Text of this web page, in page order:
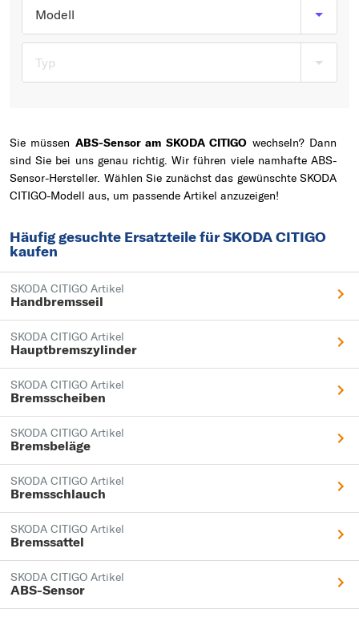
Modell
Typ
Sie müssen ABS-Sensor am SKODA CITIGO wechseln? Dann
sind Sie bei uns genau richtig. Wir führen viele namhafte ABS-
Sensor-Hersteller. Wählen Sie zunächst das gewünschte SKODA
CITIGO-Modell aus, um passende Artikel anzuzeigen!
Häufig gesuchte Ersatzteile für SKODA CITIGO
kaufen
SKODA CITIGO Artikel
Handbremsseil
SKODA CITIGO Artikel
Hauptbremszylinder
SKODA CITIGO Artikel
Bremsscheiben
SKODA CITIGO Artikel
Bremsbeläge
SKODA CITIGO Artikel
Bremsschlauch
SKODA CITIGO Artikel
Bremssattel
SKODA CITIGO Artikel
ABS-Sensor